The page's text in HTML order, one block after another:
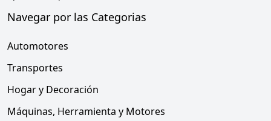
Navegar por las Categorias
Automotores
Transportes
Hogar y Decoración
Máquinas, Herramienta y Motores